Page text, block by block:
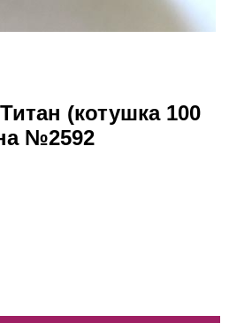
(котушка 100
№2592